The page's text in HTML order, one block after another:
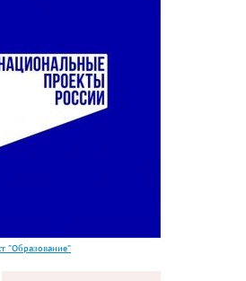
"Образование"